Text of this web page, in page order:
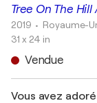
Tree On The Hill
2019 • Royaume-
31 x 24 in
Vendue
Vous avez